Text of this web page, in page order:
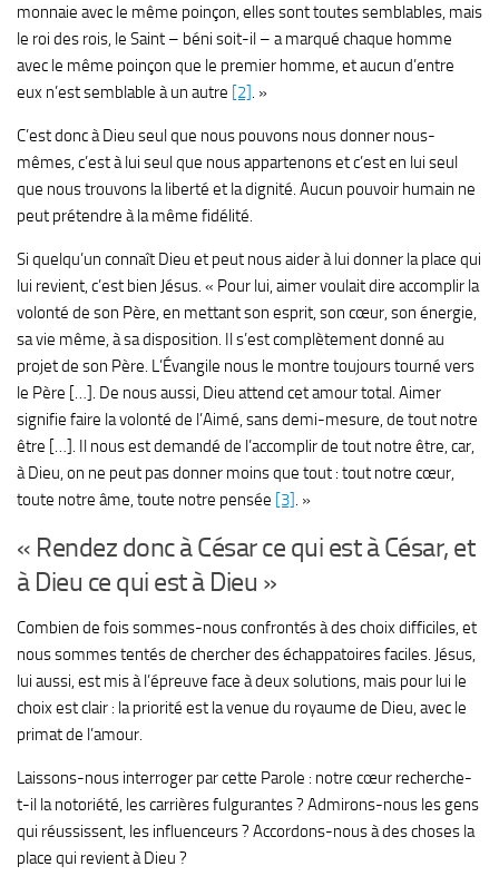
monnaie avec le même poinçon, elles sont toutes semblables, mais
le roi des rois, le Saint – béni soit-il – a marqué chaque homme
avec le même poinçon que le premier homme, et aucun d’entre
eux n’est semblable à un autre [2]. »
C’est donc à Dieu seul que nous pouvons nous donner nous-
mêmes, c’est à lui seul que nous appartenons et c’est en lui seul
que nous trouvons la liberté et la dignité. Aucun pouvoir humain ne
peut prétendre à la même fidélité.
Si quelqu’un connaît Dieu et peut nous aider à lui donner la place qui
lui revient, c’est bien Jésus. « Pour lui, aimer voulait dire accomplir la
volonté de son Père, en mettant son esprit, son cœur, son énergie,
sa vie même, à sa disposition. Il s’est complètement donné au
projet de son Père. L’Évangile nous le montre toujours tourné vers
le Père […]. De nous aussi, Dieu attend cet amour total. Aimer
signifie faire la volonté de l’Aimé, sans demi-mesure, de tout notre
être […]. Il nous est demandé de l’accomplir de tout notre être, car,
à Dieu, on ne peut pas donner moins que tout : tout notre cœur,
toute notre âme, toute notre pensée [3]. »
« Rendez donc à César ce qui est à César, et
à Dieu ce qui est à Dieu »
Combien de fois sommes-nous confrontés à des choix difficiles, et
nous sommes tentés de chercher des échappatoires faciles. Jésus,
lui aussi, est mis à l’épreuve face à deux solutions, mais pour lui le
choix est clair : la priorité est la venue du royaume de Dieu, avec le
primat de l’amour.
Laissons-nous interroger par cette Parole : notre cœur recherche-
t-il la notoriété, les carrières fulgurantes ? Admirons-nous les gens
qui réussissent, les influenceurs ? Accordons-nous à des choses la
place qui revient à Dieu ?